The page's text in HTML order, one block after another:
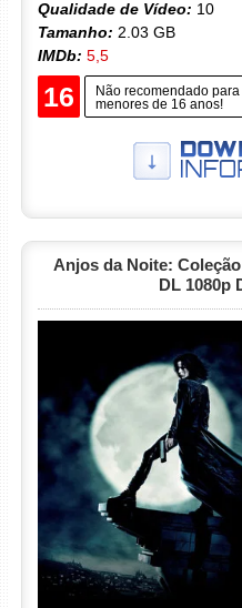
Qualidade de Vídeo: 10
Tamanho: 2.03 GB
IMDb: 5,5
16
Não recomendado para
menores de 16 anos!
Anjos da Noite:
DL 1080p